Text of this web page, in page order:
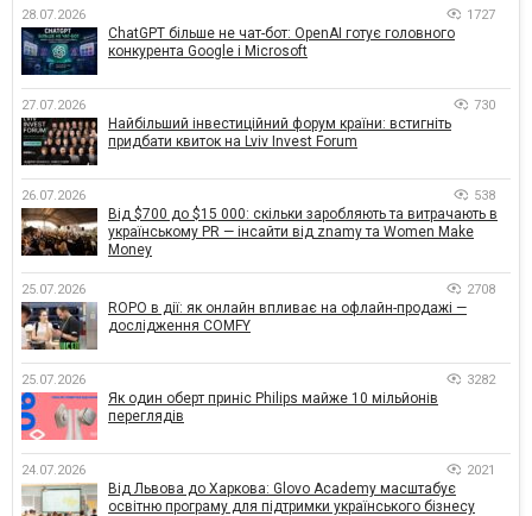
28.07.2026 1727
ChatGPT більше не чат-бот: OpenAI готує головного
конкурента Google і Microsoft
27.07.2026 730
Найбільший інвестиційний форум країни: встигніть
придбати квиток на Lviv Invest Forum
26.07.2026 538
Від $700 до $15 000: скільки заробляють та витрачають в
українському PR — інсайти від znamy та Women Make
Money
25.07.2026 2708
ROPO в дії: як онлайн впливає на офлайн-продажі —
дослідження COMFY
25.07.2026 3282
Як один оберт приніс Philips майже 10 мільйонів
переглядів
24.07.2026 2021
Від Львова до Харкова: Glovo Academy масштабує
освітню програму для підтримки українського бізнесу